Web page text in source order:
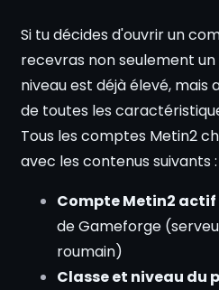
Si tu décides d'ouvrir un
recevras non seulement
niveau est déjà élevé, mais
de toutes les
Tous les comptes Metin2
avec les contenus suivants :
Compte Metin2 actif
de Gameforge
roumain)
Classe et niveau du